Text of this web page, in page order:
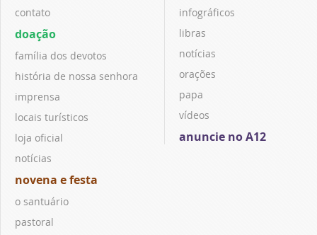
contato
doação
família dos devotos
história de nossa senhora
imprensa
locais turísticos
loja oficial
notícias
novena e festa
o santuário
pastoral
infográficos
libras
notícias
orações
papa
vídeos
anuncie no A12